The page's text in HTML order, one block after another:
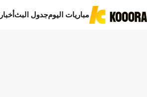
مباريات اليومجدول البثأخبار